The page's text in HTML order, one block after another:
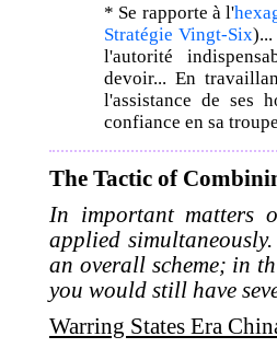
* Se rapporte à l'
Stratégie Vingt-Six
l'autorité
devoir... En
l'assistance de ses
confiance en sa
The Tactic of
In important matters
applied
an overall scheme; in
you would still have
Warring States Era